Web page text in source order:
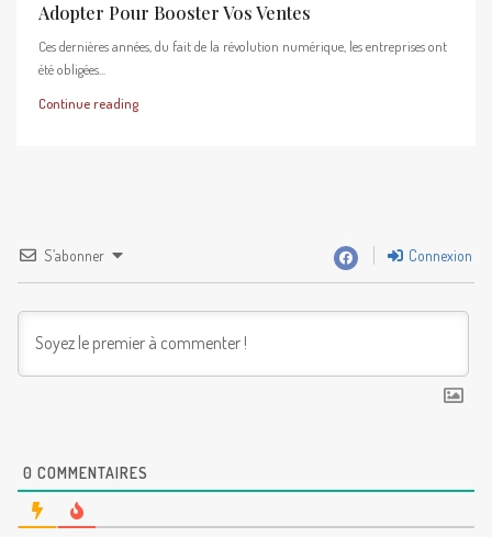
Adopter Pour Booster Vos Ventes
Ces dernières années, du fait de la révolution numérique, les entreprises ont
été obligées...
Continue reading
S’abonner Connexion
0 COMMENTAIRES